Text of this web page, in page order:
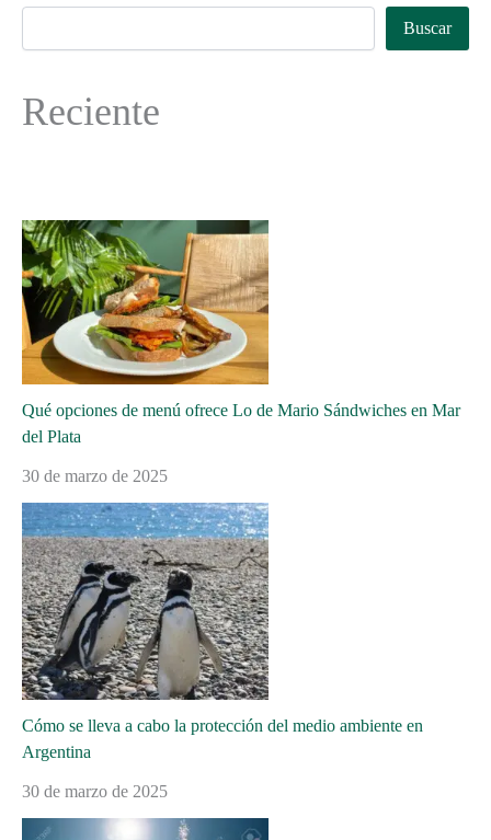
Buscar
Reciente
Qué opciones de menú ofrece Lo de Mario Sándwiches en Mar
del Plata
30 de marzo de 2025
Cómo se lleva a cabo la protección del medio ambiente en
Argentina
30 de marzo de 2025